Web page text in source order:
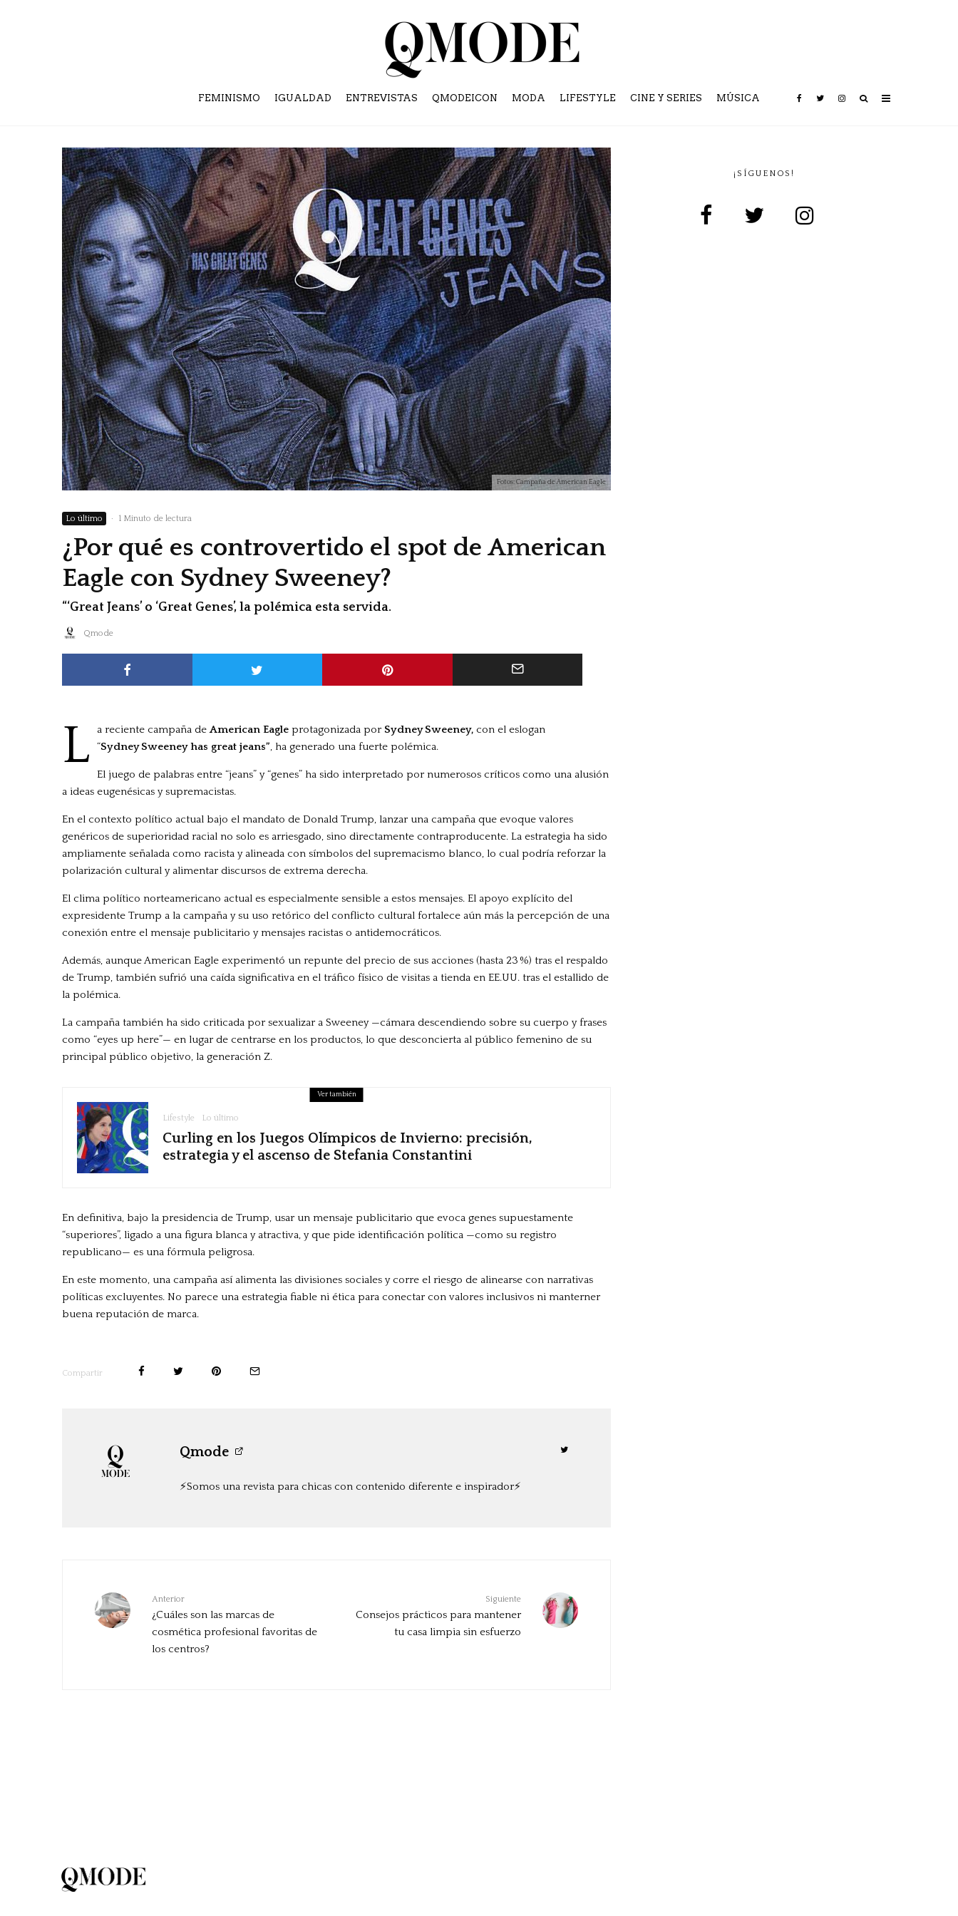
FEMINISMO IGUALDAD ENTREVISTAS QMODEICON MODA LIFESTYLE CINE Y SERIES MÚSICA
Fotos: Campaña de American Eagle
Lo último · 1 Minuto de lectura
¿Por qué es controvertido el spot de American
Eagle con Sydney Sweeney?
“‘Great Jeans’ o ‘Great Genes’, la polémica esta servida.
Qmode
L a reciente campaña deAmerican Eagle protagonizada porSydney Sweeney, con el eslogan
“Sydney Sweeney has great jeans”, ha generado una fuerte polémica.
El juego de palabras entre “jeans” y “genes” ha sido interpretado por numerosos críticos como una alusión
a ideas eugenésicas y supremacistas.
En el contexto político actual bajo el mandato de Donald Trump, lanzar una campaña que evoque valores
genéricos de superioridad racial no solo es arriesgado, sino directamente contraproducente. La estrategia ha sido
ampliamente señalada como racista y alineada con símbolos del supremacismo blanco, lo cual podría reforzar la
polarización cultural y alimentar discursos de extrema derecha.
El clima político norteamericano actual es especialmente sensible a estos mensajes. El apoyo explícito del
expresidente Trump a la campaña y su uso retórico del conflicto cultural fortalece aún más la percepción de una
conexión entre el mensaje publicitario y mensajes racistas o antidemocráticos.
Además, aunque American Eagle experimentó un repunte del precio de sus acciones (hasta 23 %) tras el respaldo
de Trump, también sufrió una caída significativa en el tráfico físico de visitas a tienda en EE.UU. tras el estallido de
la polémica.
La campaña también ha sido criticada por sexualizar a Sweeney —cámara descendiendo sobre su cuerpo y frases
como “eyes up here”— en lugar de centrarse en los productos, lo que desconcierta al público femenino de su
principal público objetivo, la generación Z.
Ver también
Lifestyle Lo último
Curling en los Juegos Olímpicos de Invierno: precisión,
estrategia y el ascenso de Stefania Constantini
En definitiva, bajo la presidencia de Trump, usar un mensaje publicitario que evoca genes supuestamente
“superiores”, ligado a una figura blanca y atractiva, y que pide identificación política —como su registro
republicano— es una fórmula peligrosa.
En este momento, una campaña así alimenta las divisiones sociales y corre el riesgo de alinearse con narrativas
políticas excluyentes. No parece una estrategia fiable ni ética para conectar con valores inclusivos ni manterner
buena reputación de marca.
Compartir
Qmode
⚡️Somos una revista para chicas con contenido diferente e inspirador⚡️
Anterior
¿Cuáles son las marcas de
cosmética profesional favoritas de
los centros?
Siguiente
Consejos prácticos para mantener
tu casa limpia sin esfuerzo
¡SÍGUENOS!